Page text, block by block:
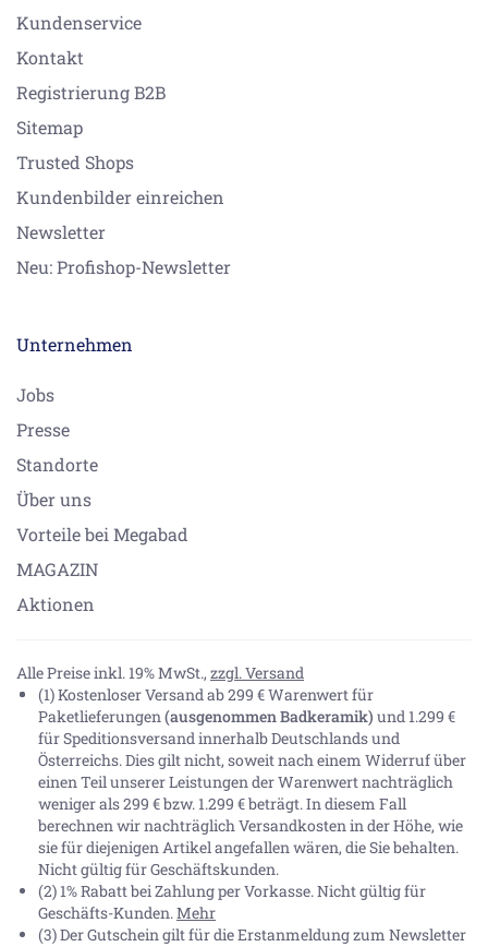
Kundenservice
Kontakt
Registrierung B2B
Sitemap
Trusted Shops
Kundenbilder einreichen
Newsletter
Neu: Profishop-Newsletter
Unternehmen
Jobs
Presse
Standorte
Über uns
Vorteile bei Megabad
MAGAZIN
Aktionen
Alle Preise inkl. 19% MwSt., zzgl. Versand
(1) Kostenloser Versand ab 299 € Warenwert für
Paketlieferungen(ausgenommen Badkeramik) und 1.299 €
für Speditionsversand innerhalb Deutschlands und
Österreichs. Dies gilt nicht, soweit nach einem Widerruf über
einen Teil unserer Leistungen der Warenwert nachträglich
weniger als 299 € bzw. 1.299 € beträgt. In diesem Fall
berechnen wir nachträglich Versandkosten in der Höhe, wie
sie für diejenigen Artikel angefallen wären, die Sie behalten.
Nicht gültig für Geschäftskunden.
(2) 1% Rabatt bei Zahlung per Vorkasse. Nicht gültig für
Geschäfts-Kunden.Mehr
(3) Der Gutschein gilt für die Erstanmeldung zum Newsletter